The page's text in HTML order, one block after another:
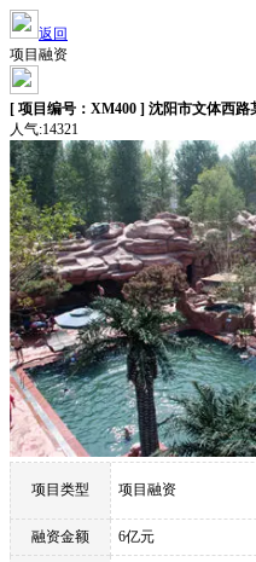
返回
项目融资
[ 项目编号：XM400 ] 沈阳市文体西路
人气:14321
项目类型 项目融资
融资金额 6亿元